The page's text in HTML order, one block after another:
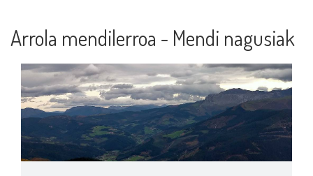
Arrola mendilerroa - Mendi nagusiak